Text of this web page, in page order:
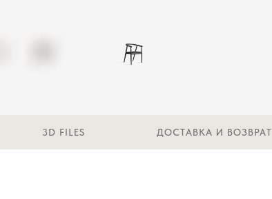
3D FILES ДОСТАВКА И ВОЗВРАТ